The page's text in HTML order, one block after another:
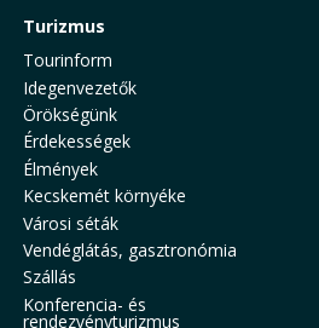
Turizmus
Tourinform
Idegenvezetők
Örökségünk
Érdekességek
Élmények
Kecskemét környéke
Városi séták
Vendéglátás, gasztronómia
Szállás
Konferencia- és
rendezvényturizmus